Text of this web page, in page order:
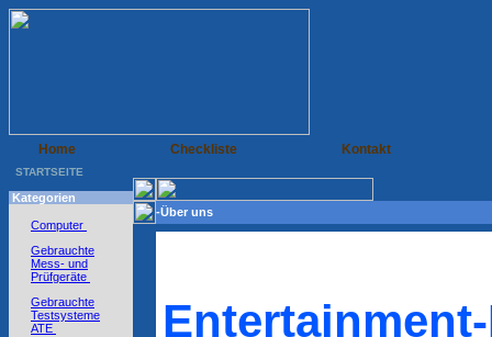
Home Checkliste Kontakt
STARTSEITE
Kategorien
Computer
Gebrauchte
Mess- und
Prüfgeräte
Gebrauchte
Testsysteme
ATE
-Über uns